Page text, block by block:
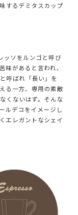
するデミタスカップ
ッソをルンゴと呼び
味があると言われ、
呼ばれ「長い」を
る一方、専用の素敵
くないはず。そんな
ルデコをイメージし
エレガントなシェイ